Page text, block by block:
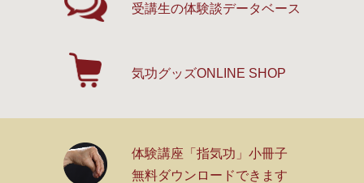
受講生の体験談データベース
気功グッズONLINE SHOP
体験講座「指気功」小冊子
無料ダウンロードできます